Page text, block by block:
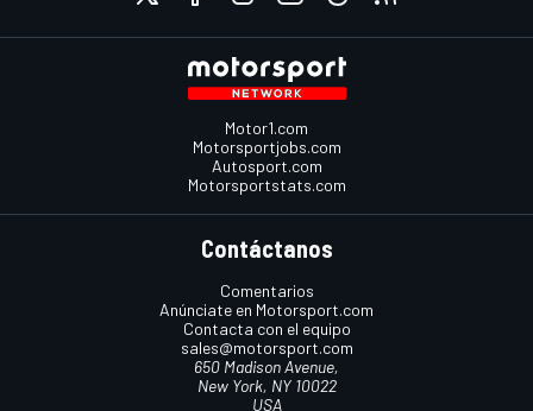
Motor1.com
Motorsportjobs.com
Autosport.com
Motorsportstats.com
Contáctanos
Comentarios
Anúnciate en Motorsport.com
Contacta con el equipo
sales@motorsport.com
650 Madison Avenue,
New York, NY 10022
USA